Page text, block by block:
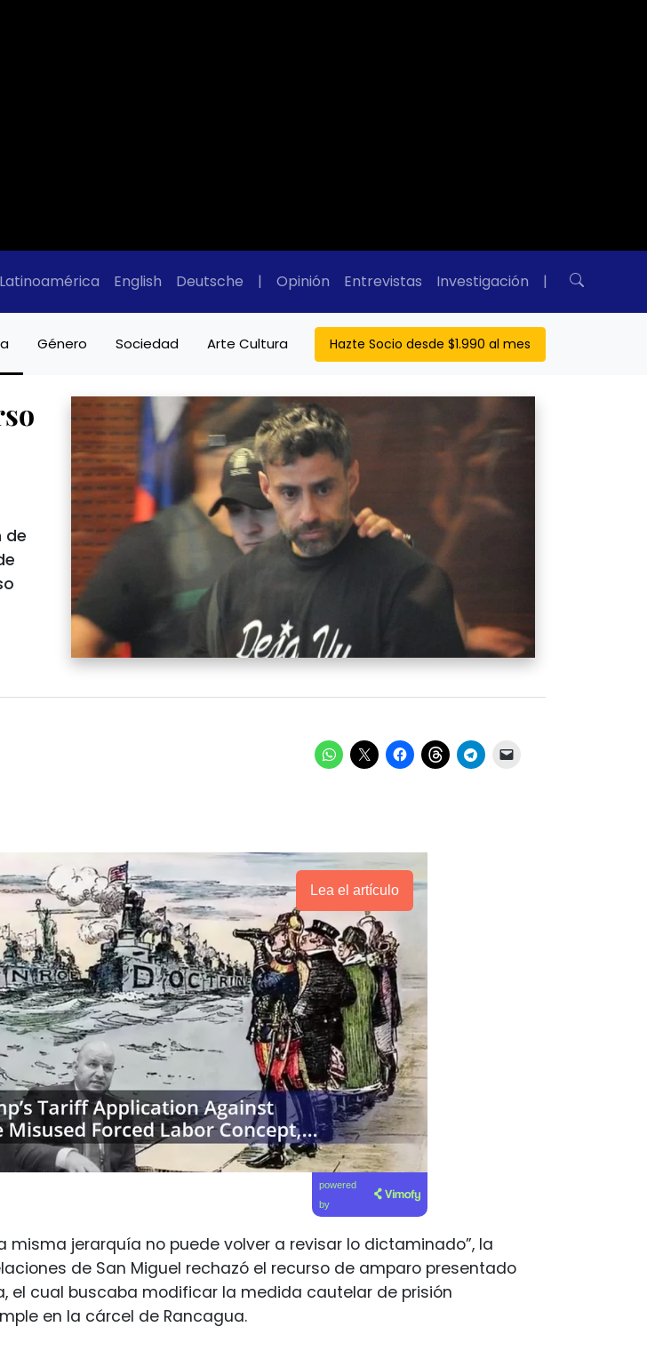
Latinoamérica English Deutsche | Opinión Entrevistas Investigación |
Género Sociedad Arte Cultura Hazte Socio desde $1.990 al mes
de
Lea el artículo
powered
by
misma jerarquía no puede volver a revisar lo dictaminado”, la
de San Miguel rechazó el recurso de amparo presentado
el cual buscaba modificar la medida cautelar de prisión
en la cárcel de Rancagua.